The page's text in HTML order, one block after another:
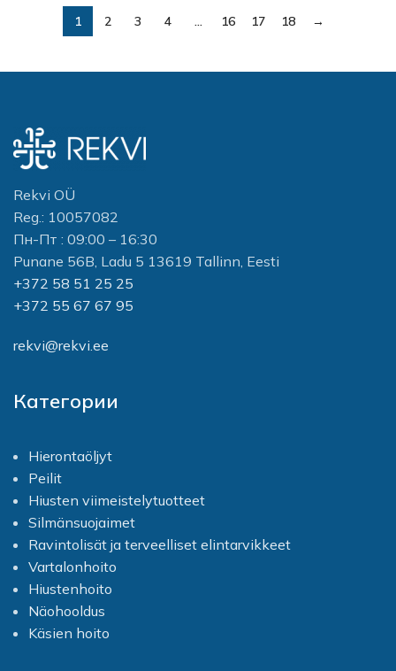
1 2 3 4 … 16 17 18 →
Rekvi OÜ
Reg.: 10057082
Пн-Пт : 09:00 – 16:30
Punane 56B, Ladu 5 13619 Tallinn, Eesti
+372 58 51 25 25
+372 55 67 67 95
rekvi@rekvi.ee
Категории
Hierontaöljyt
Peilit
Hiusten viimeistelytuotteet
Silmänsuojaimet
Ravintolisät ja terveelliset elintarvikkeet
Vartalonhoito
Hiustenhoito
Näohooldus
Käsien hoito